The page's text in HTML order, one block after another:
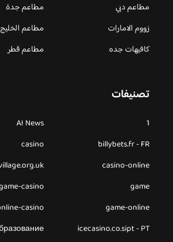
مطاعم دبي
مطاعم جدة
زووم الامارات
مطاعم الخليج
كافيهات جده
مطاعم قطر
تصنيفات
1
AI News
billybets.fr - FR
casino
casino-online
game
casino
game-online
casino
icecasino.co.sipt - PT